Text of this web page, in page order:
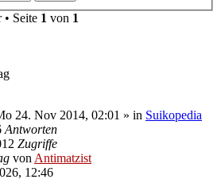
Seite 1 von 1
24. Nov 2014, 02:01 » in Suikopedia
Antworten
Zugriffe
von Antimatzist
12:46